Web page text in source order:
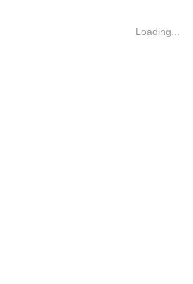
Loading...